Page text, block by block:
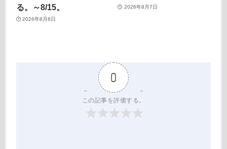
る。～8/15。
2026年8月8日
2026年8月7日
0
この記事を評価する。